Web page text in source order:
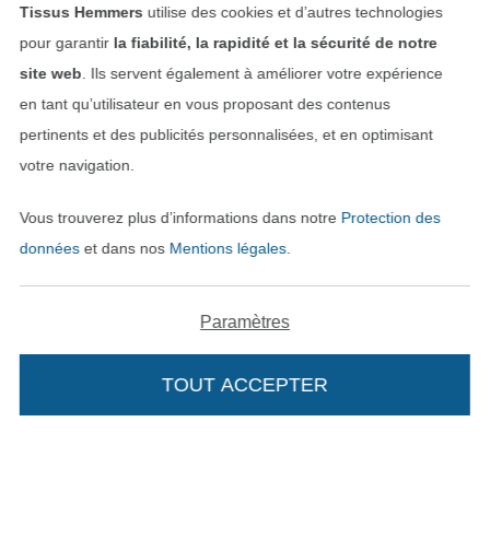
Ajouter à mon panier
Trouvez plus d’idées
Nederlands
Passer à la boutique
Tissus Hemmers utilise des cookies et d’autres technologies
pour garantir la fiabilité, la rapidité et la sécurité de notre
site web . Ils servent également à améliorer votre expérience
en tant qu’utilisateur en vous proposant des contenus
pertinents et des publicités personnalisées, et en optimisant
votre navigation.
Vous trouverez plus d’informations dans notre Protection des
donnéeset dans nos Mentions légales.
Paramètres
TOUT ACCEPTER